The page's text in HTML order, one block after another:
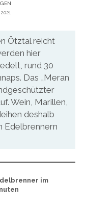
Ötztal reicht
hier
rund 30
Das „Meran
Wein, Marillen,
deshalb
Edelbrennern
im